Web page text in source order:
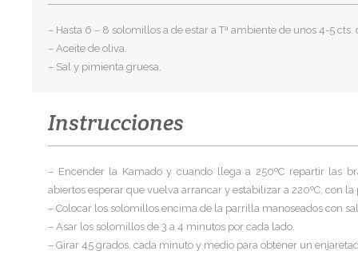
– Hasta 6 – 8 solomillos a de estar a Tª ambiente de unos 4-5 cts.
– Aceite de oliva.
– Sal y pimienta gruesa.
Instrucciones
– Encender la Kamado y cuando llega a 250ºC repartir las
abiertos esperar que vuelva arrancar y estabilizar a 220ºC, con
– Colocar los solomillos encima de la parrilla manoseados con
– Asar los solomillos de 3 a 4 minutos por cada lado.
– Girar 45 grados, cada minuto y medio para obtener un